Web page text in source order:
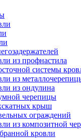
из профнастила
системы
из
из ондулина
черепицы
крыш
ограждений
из композитной
кровли